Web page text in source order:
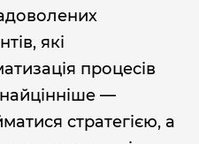
які
процесів
—
стратегією, а